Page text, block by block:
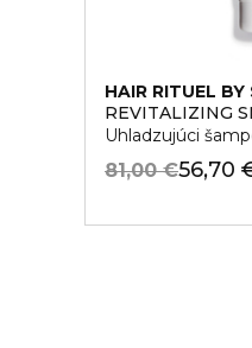
HAIR RITUEL BY
REVITALIZING
Uhladzujúci
56,70
81,00 €